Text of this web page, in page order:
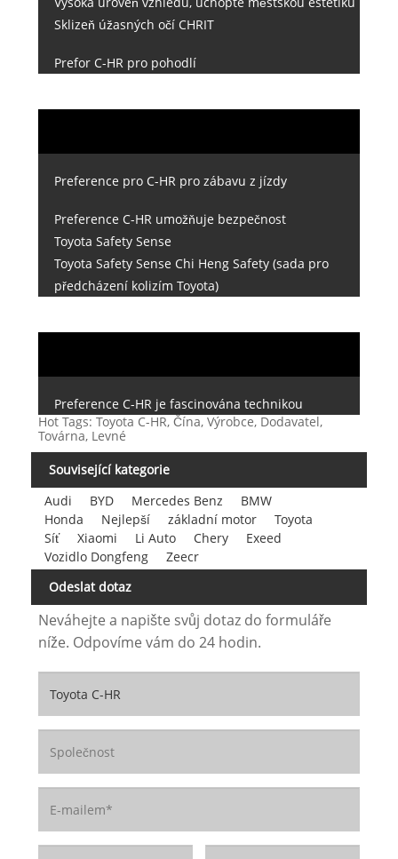
Sklizeň úžasných očí CHRIT
Prefor C-HR pro pohodlí
Preference pro C-HR pro zábavu z jízdy
Preference C-HR umožňuje bezpečnost
Toyota Safety Sense
Toyota Safety Sense Chi Heng Safety (sada pro
předcházení kolizím Toyota)
Preference C-HR je fascinována technikou
Hot Tags: Toyota C-HR, Čína, Výrobce, Dodavatel,
Továrna, Levné
Související kategorie
Audi
BYD Mercedes Benz
BMW
Honda
Nejlepší základní motor
Toyota
Síť
Xiaomi Li Auto Chery
Exeed
Vozidlo Dongfeng
Zeecr
Odeslat dotaz
Neváhejte a napište svůj dotaz do formuláře
níže. Odpovíme vám do 24 hodin.